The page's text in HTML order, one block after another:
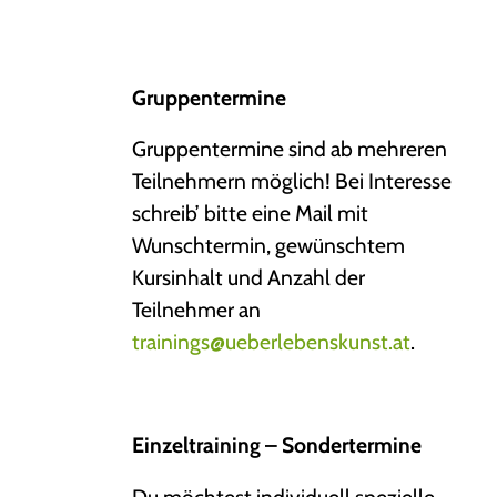
Gruppentermine
Gruppentermine sind ab mehreren
Teilnehmern möglich! Bei Interesse
schreib’ bitte eine Mail mit
Wunschtermin, gewünschtem
Kursinhalt und Anzahl der
Teilnehmer an
trainings@ueberlebenskunst.at.
Einzeltraining – Sondertermine